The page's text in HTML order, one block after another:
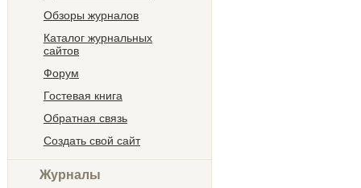
Обзоры журналов
Каталог журнальных
сайтов
Форум
Гостевая книга
Обратная связь
Создать свой сайт
Журналы